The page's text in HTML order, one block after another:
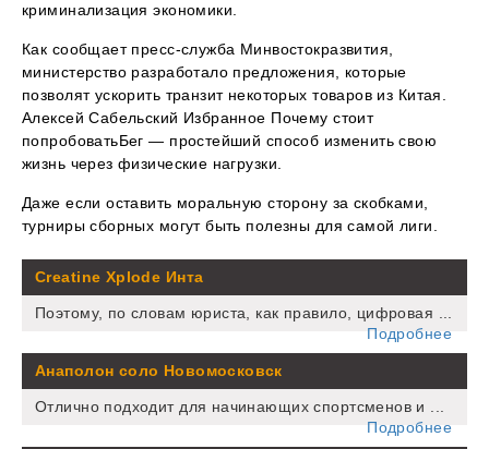
криминализация экономики.
Как сообщает пресс-служба Минвостокразвития,
министерство разработало предложения, которые
позволят ускорить транзит некоторых товаров из Китая.
Алексей Сабельский Избранное Почему стоит
попробоватьБег — простейший способ изменить свою
жизнь через физические нагрузки.
Даже если оставить моральную сторону за скобками,
турниры сборных могут быть полезны для самой лиги.
Creatine Xplode Инта
Поэтому, по словам юриста, как правило, цифровая ...
Подробнее
Анаполон соло Новомосковск
Отлично подходит для начинающих спортсменов и ...
Подробнее